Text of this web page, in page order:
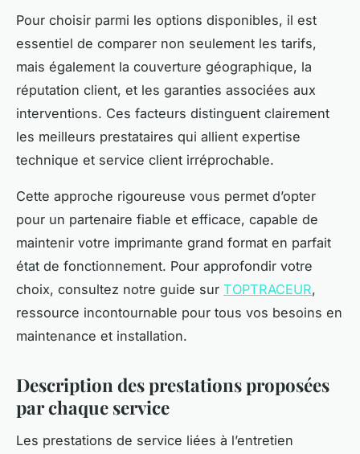
Pour choisir parmi les options disponibles, il est
essentiel de comparer non seulement les tarifs,
mais également la couverture géographique, la
réputation client, et les garanties associées aux
interventions. Ces facteurs distinguent clairement
les meilleurs prestataires qui allient expertise
technique et service client irréprochable.
Cette approche rigoureuse vous permet d’opter
pour un partenaire fiable et efficace, capable de
maintenir votre imprimante grand format en parfait
état de fonctionnement. Pour approfondir votre
choix, consultez notre guide sur TOPTRACEUR,
ressource incontournable pour tous vos besoins en
maintenance et installation.
Description des prestations proposées
par chaque service
Les prestations de service liées à l’entretien